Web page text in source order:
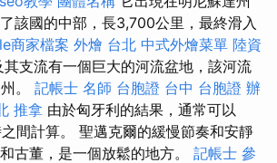
該國的中部，長3,700公里，最終滑入
商家檔案 外燴 台北 中式外燴菜單 陸資
其支流有一個巨大的河流盆地，該河流
。 記帳士 名師 台胞證 台中 台胞證 辦
推拿 由於匈牙利的結果，通常可以
間計算。 聖邁克爾的緩慢節奏和安靜
古董，是一個放鬆的地方。 記帳士 參